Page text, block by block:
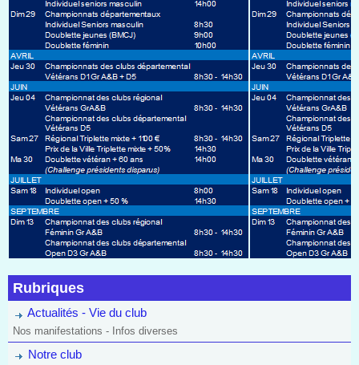
Rubriques
Actualités - Vie du club
Nos manifestations - Infos diverses
Notre club